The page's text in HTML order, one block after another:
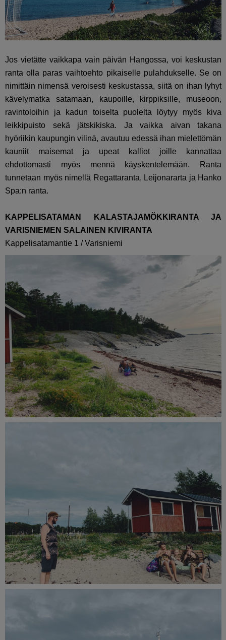
Jos vietätte vaikkapa vain päivän Hangossa, voi keskustan
ranta olla paras vaihtoehto pikaiselle pulahdukselle. Se on
nimittäin nimensä veroisesti keskustassa, siitä on ihan lyhyt
kävelymatka satamaan, kaupoille, kirppiksille, museoon,
ravintoloihin ja kadun toiselta puolelta löytyy myös kiva
leikkipuisto sekä jätskikiska. Ja vaikka aivan takana
hyöriikin kaupungin vilinä, avautuu edessä ihan mielettömän
kauniit maisemat ja upeat kalliot joille kannattaa
ehdottomasti myös mennä käyskentelemään. Ranta
tunnetaan myös nimellä Regattaranta, Leijonararta ja Hanko
Spa:n ranta.
KAPPELISATAMAN KALASTAJAMÖKKIRANTA JA
VARISNIEMEN SALAINEN KIVIRANTA
Kappelisatamantie 1 / Varisniemi